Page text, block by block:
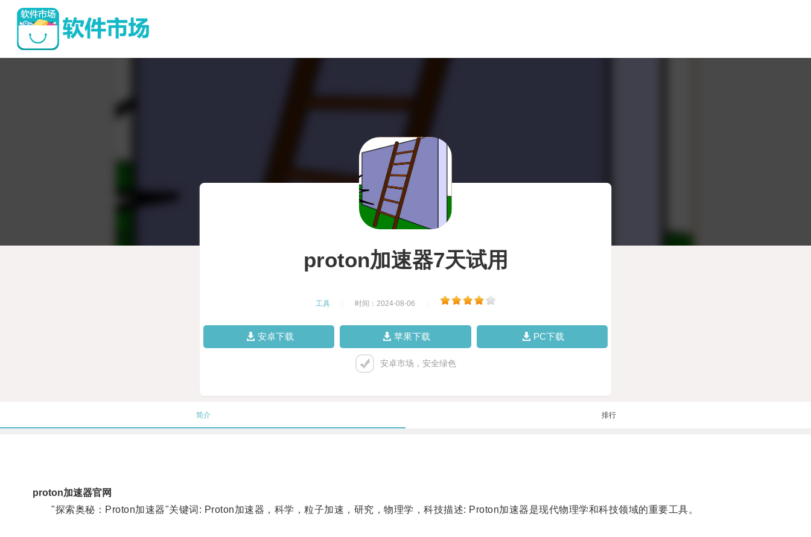
proton加速器7天试用
工具 时间：2024-08-06
安卓下载 苹果下载 PC下载
安卓市场，安全绿色
简介 排行
proton加速器官网
"探索奥秘：Proton加速器"关键词: Proton加速器，科学，粒子加速，研究，物理学，科技描述: Proton加速器是现代物理学和科技领域的重要工具。